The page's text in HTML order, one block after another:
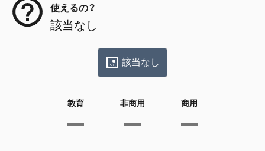
使えるの？
該当なし
該当なし
教育 非商用 商用